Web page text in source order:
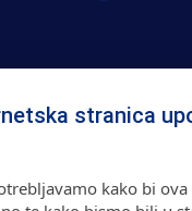
stranica
kako bi